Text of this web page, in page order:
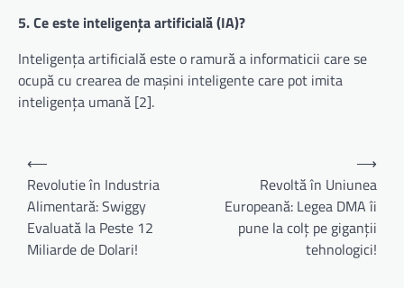
5. Ce este inteligența artificială (IA)?
Inteligența artificială este o ramură a informaticii care se
ocupă cu crearea de mașini inteligente care pot imita
inteligența umană [2].
Navigare
în
articole
⟵
Revolutie în Industria
Alimentară: Swiggy
Evaluată la Peste 12
Miliarde de Dolari!
Revoltă în Uniunea
Europeană: Legea DMA îi
pune la colț pe giganții
tehnologici!
⟶